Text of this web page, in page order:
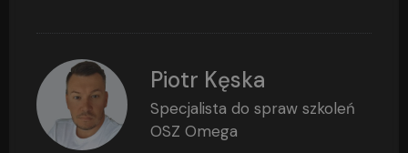
Piotr Kęska
Specjalista do spraw szkoleń
OSZ Omega